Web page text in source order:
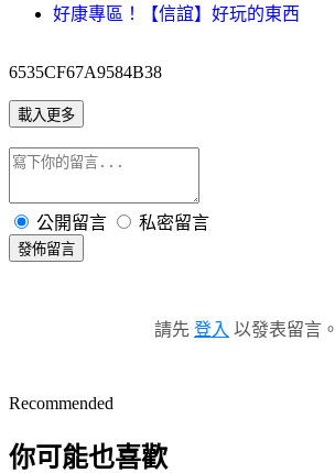
好康專區！【信誼】好玩的東西
6535CF67A9584B38
載入更多
公開留言 私密留言
發佈留言
請先 登入 以發表留言。
Recommended
你可能也喜歡